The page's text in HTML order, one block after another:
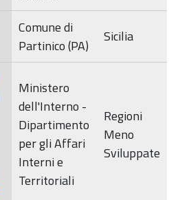
Comune di
Partinico (PA)
Sicilia
Ministero
dell'Interno -
Dipartimento
per gli Affari
Interni e
Territoriali
Regioni
Meno
Sviluppate